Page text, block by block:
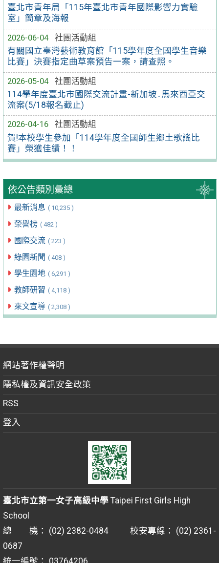
臺北市青年局「115年臺北市青年國際影響力實驗
室」簡章及海報
2026-06-04
社團活動組
有關國立臺灣藝術教育館「115學年度全國學生音樂
比賽」決賽指定曲草案預告一案，請查照。
2026-05-04
社團活動組
114學年度臺北市國際交流計畫-新加坡․馬來西亞交
流案(5/18報名截止)
2026-04-16
社團活動組
賀!本校學生參加「114學年度全國師生鄉土歌謠比
賽」榮獲佳績！！
依公告類別彙總
最新消息 ( 10,235 )
榮譽榜 ( 482 )
國際交流 ( 223 )
綠園新聞 ( 408 )
學生園地 ( 6,291 )
教師研習 ( 4,118 )
來文宣導 ( 2,308 )
網站著作權聲明
隱私權及資訊安全政策
RSS
登入
臺北市立第一女子高級中學Taipei First Girls High
School
總 機： (02) 2382-0484 校安專線： (02) 2361-
0687
統一編號： 03764206